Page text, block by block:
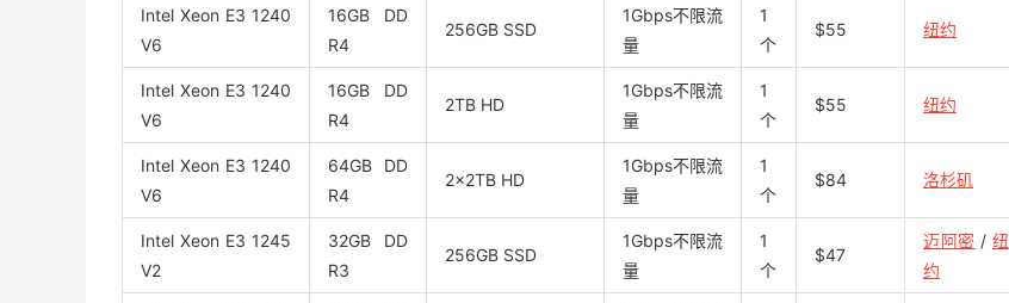
Intel Xeon E3 1240
V6
16GB DD
R4
256GB SSD
1Gbps不限流
量
1
个
$55 纽约
Intel Xeon E3 1240
V6
16GB DD
R4
2TB HD
1Gbps不限流
量
1
个
$55 纽约
Intel Xeon E3 1240
V6
64GB DD
R4
2x2TB HD
1Gbps不限流
量
1
个
$84 洛杉矶
Intel Xeon E3 1245
V2
32GB DD
R3
256GB SSD
1Gbps不限流
量
1
个
$47
迈阿密 /纽
约